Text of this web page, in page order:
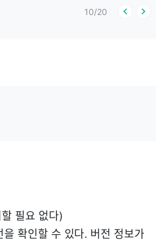
10/20
필요 없다)
확인할 수 있다. 버전 정보가